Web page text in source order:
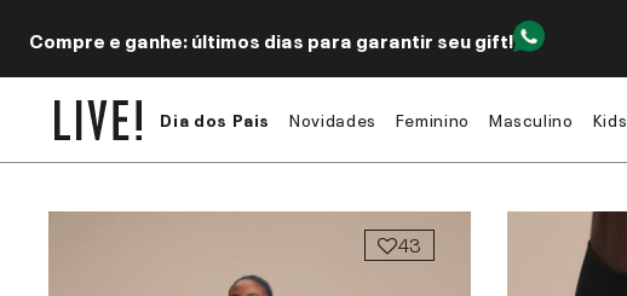
Compre e ganhe: últimos dias para garantir seu gift!
Dia dos Pais Novidades Feminino Masculino Kids
43